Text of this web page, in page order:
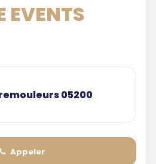
EVENTS
05200
Appeler